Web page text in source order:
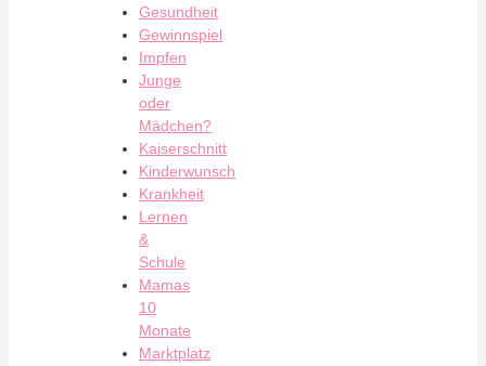
Gesundheit
Gewinnspiel
Impfen
Junge
oder
Mädchen?
Kaiserschnitt
Kinderwunsch
Krankheit
Lernen
&
Schule
Mamas
10
Monate
Marktplatz